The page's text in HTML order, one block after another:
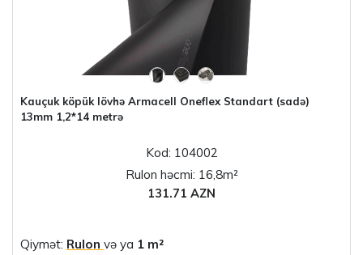
Kauçuk köpük lövhə Armacell Oneflex Standart (sadə)
13mm 1,2*14 metrə
Kod: 104002
Rulon həcmi: 16,8m²
131.71 AZN
Qiymət: Rulon və ya 1 m²